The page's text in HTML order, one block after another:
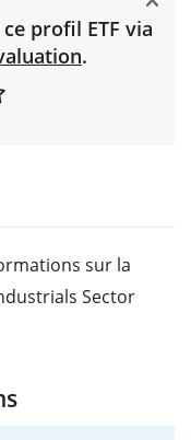
profil ETF via
.
sur la
Sector